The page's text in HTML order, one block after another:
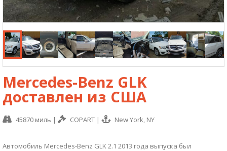
Mercedes-Benz GLK
доставлен из США
45870 миль | COPART | New York, NY
Автомобиль Mercedes-Benz GLK 2.1 2013 года выпуска был